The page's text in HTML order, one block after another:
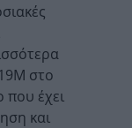
στο
που έχει
και